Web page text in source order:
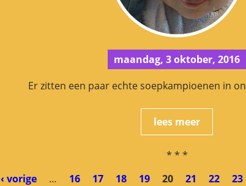
maandag, 3 oktober, 2016
Er zitten een paar echte soepkampioenen in
lees meer
* * *
‹ vorige … 16 17 18 19 20 21 22 23